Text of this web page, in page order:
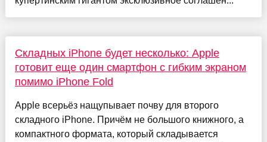
Складных iPhone будет несколько: Apple
готовит еще один смартфон с гибким экраном
помимо iPhone Fold
Apple всерьёз нащупывает почву для второго
складного iPhone. Причём не большого книжного, а
компактного формата, который складывается